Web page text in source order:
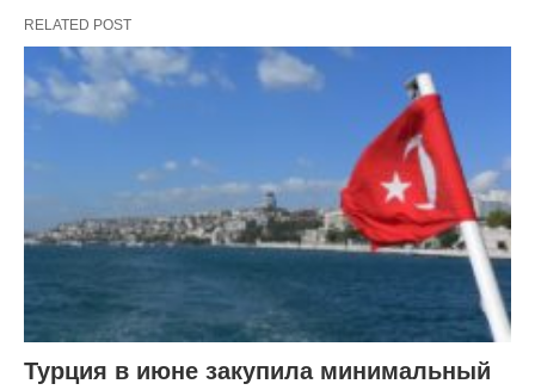
RELATED POST
Турция в июне закупила минимальный